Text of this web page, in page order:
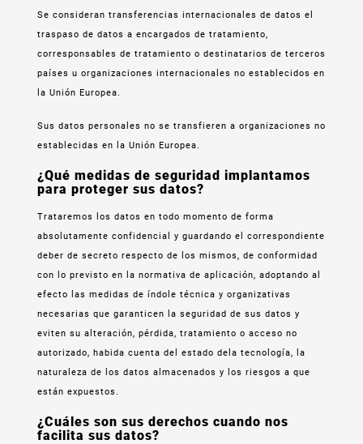
Se consideran transferencias internacionales de datos el
traspaso de datos a encargados de tratamiento,
corresponsables de tratamiento o destinatarios de terceros
países u organizaciones internacionales no establecidos en
la Unión Europea.
Sus datos personales no se transfieren a organizaciones no
establecidas en la Unión Europea.
¿Qué medidas de seguridad implantamos
para proteger sus datos?
Trataremos los datos en todo momento de forma
absolutamente confidencial y guardando el correspondiente
deber de secreto respecto de los mismos, de conformidad
con lo previsto en la normativa de aplicación, adoptando al
efecto las medidas de índole técnica y organizativas
necesarias que garanticen la seguridad de sus datos y
eviten su alteración, pérdida, tratamiento o acceso no
autorizado, habida cuenta del estado dela tecnología, la
naturaleza de los datos almacenados y los riesgos a que
están expuestos.
¿Cuáles son sus derechos cuando nos
facilita sus datos?